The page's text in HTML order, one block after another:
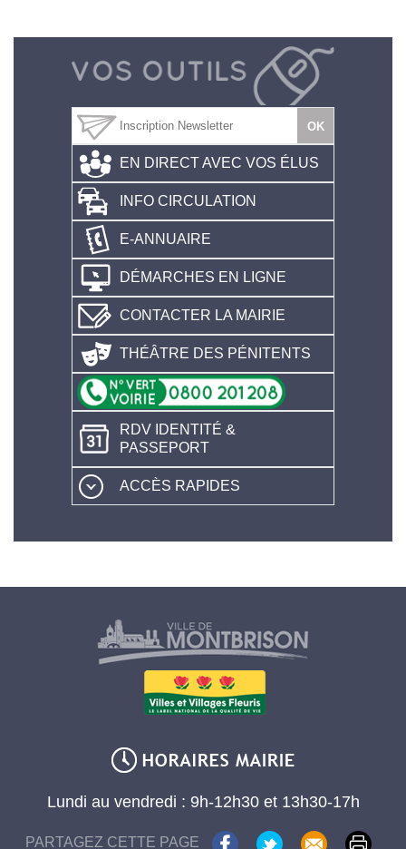
EN DIRECT AVEC VOS ÉLUS
INFO CIRCULATION
E-ANNUAIRE
DÉMARCHES EN LIGNE
CONTACTER LA MAIRIE
THÉÂTRE DES PÉNITENTS
RDV IDENTITÉ &
PASSEPORT
ACCÈS RAPIDES
Lundi au vendredi : 9h-12h30 et 13h30-17h
PARTAGEZ CETTE PAGE